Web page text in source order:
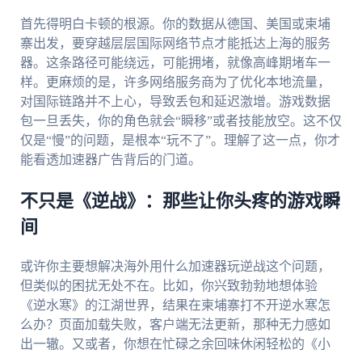
首先得明白卡顿的根源。你的数据从德国、美国或柬埔
寨出发，要穿越层层国际网络节点才能抵达上海的服务
器。这条路径可能绕远，可能拥堵，就像高峰期堵车一
样。更麻烦的是，许多网络服务商为了优化本地流量，
对国际链路并不上心，导致丢包和延迟激增。游戏数据
包一旦丢失，你的角色就会“瞬移”或者技能放空。这不仅
仅是“慢”的问题，是根本“玩不了”。理解了这一点，你才
能看透加速器广告背后的门道。
不只是《逆战》：那些让你头疼的游戏瞬
间
或许你主要想解决海外用什么加速器玩逆战这个问题，
但类似的困扰无处不在。比如，你兴致勃勃地想体验
《逆水寒》的江湖世界，结果在柬埔寨打不开逆水寒怎
么办？页面加载失败，客户端无法更新，那种无力感如
出一辙。又或者，你想在忙碌之余回味休闲轻松的《小